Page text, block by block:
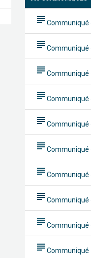
subject Communiqué
subject Communiqué
subject Communiqué
subject Communiqué
subject Communiqué
subject Communiqué
subject Communiqué
subject Communiqué
subject Communiqué
subject Communiqué